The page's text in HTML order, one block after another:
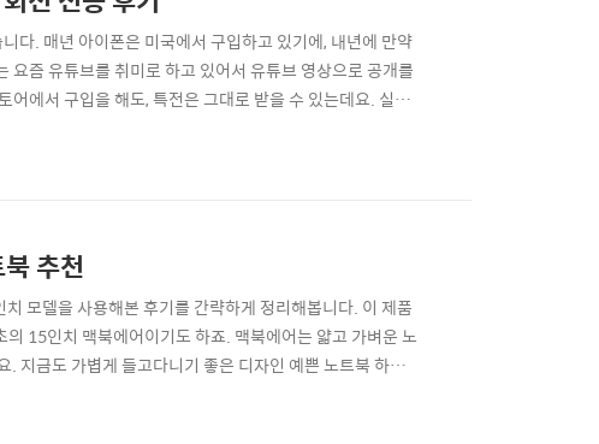
다. 매년 아이폰은 미국에서 구입하고 있기에, 내년에 만약
즘 유튜브를 취미로 하고 있어서 유튜브 영상으로 공개를
에서 구입을 해도, 특전은 그대로 받을 수 있는데요. 실제
에서는 아래와 같이 미리미리 알림이 뜹니다. 곧 새로운
추천
모델을 사용해본 후기를 간략하게 정리해봅니다. 이 제품
15인치 맥북에어이기도 하죠. 맥북에어는 얇고 가벼운 노
지금도 가볍게 들고다니기 좋은 디자인 예쁜 노트북 하면
M2 맥북에어 15인치 사용 후기 디자인은 맥북프로를